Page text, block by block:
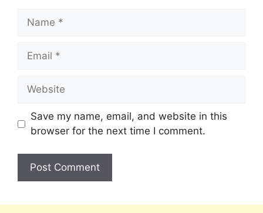
Save my name, email, and website in this
browser for the next time I comment.